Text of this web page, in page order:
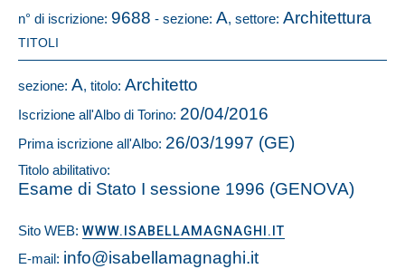
n° di iscrizione: 9688 - sezione: A, settore: Architettura
TITOLI
sezione: A, titolo: Architetto
Iscrizione all'Albo di Torino: 20/04/2016
Prima iscrizione all'Albo: 26/03/1997 (GE)
Titolo abilitativo:
Esame di Stato I sessione 1996 (GENOVA)
Sito WEB: WWW.ISABELLAMAGNAGHI.IT
E-mail: info@isabellamagnaghi.it